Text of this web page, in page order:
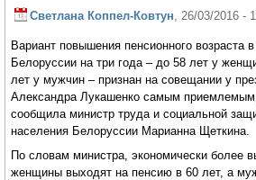
Светлана Коппел-Ковтун, 26/03/2016 -
Вариант повышения пенсионного возраста в
Белоруссии на три года – до 58 лет у
лет у мужчин – признан на совещании у
Александра Лукашенко самым приемлемым,
сообщила министр труда и социальной
населения Белоруссии Марианна Щеткина.
По словам министра, экономически более
женщины выходят на пенсию в 60 лет, а